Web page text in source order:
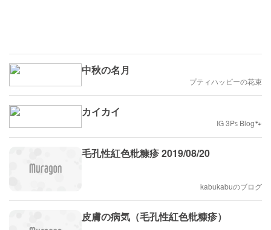
中秋の名月
プティハッピーの花束
カイカイ
IG 3Pꜱ Blog🐾
毛孔性紅色粃糠疹 2019/08/20
kabukabuのブログ
皮膚の病気（毛孔性紅色粃糠疹）